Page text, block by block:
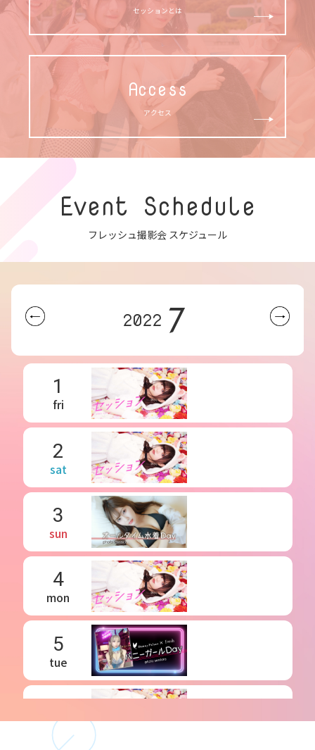
セッションとは
Access
アクセス
Event Schedule
フレッシュ撮影会 スケジュール
2022 7
1
fri
2
sat
3
sun
4
mon
5
tue
wed